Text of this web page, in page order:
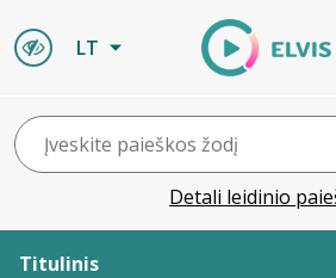
LT
Detali leidinio
Titulinis